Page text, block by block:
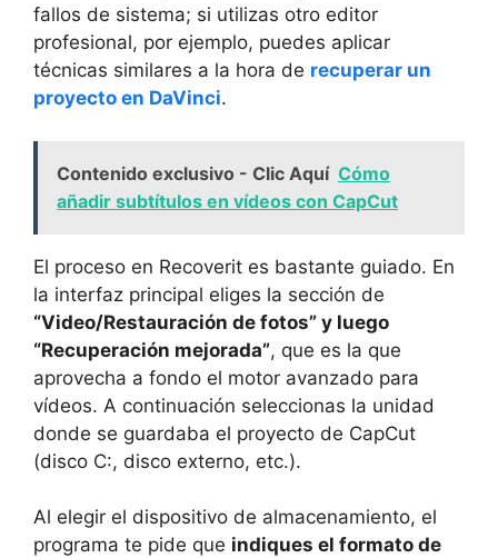
fallos de sistema; si utilizas otro editor
profesional, por ejemplo, puedes aplicar
técnicas similares a la hora de recuperar un
proyecto en DaVinci.
Contenido exclusivo - Clic Aquí Cómo
añadir subtítulos en vídeos con CapCut
El proceso en Recoverit es bastante guiado. En
la interfaz principal eliges la sección de
“Video/Restauración de fotos” y luego
“Recuperación mejorada”, que es la que
aprovecha a fondo el motor avanzado para
vídeos. A continuación seleccionas la unidad
donde se guardaba el proyecto de CapCut
(disco C:, disco externo, etc.).
Al elegir el dispositivo de almacenamiento, el
programa te pide que indiques el formato de